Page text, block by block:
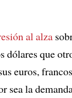
al alza
dólares que
euros,
sea la